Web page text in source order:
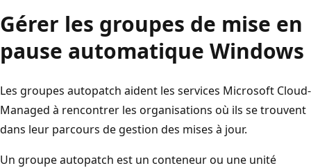
Gérer les groupes de mise en
pause automatique Windows
Les groupes autopatch aident les services Microsoft Cloud-
Managed à rencontrer les organisations où ils se trouvent
dans leur parcours de gestion des mises à jour.
Un groupe autopatch est un conteneur ou une unité